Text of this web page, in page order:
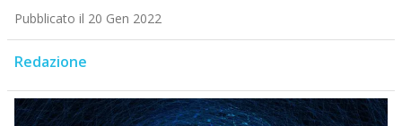
Pubblicato il 20 Gen 2022
Redazione